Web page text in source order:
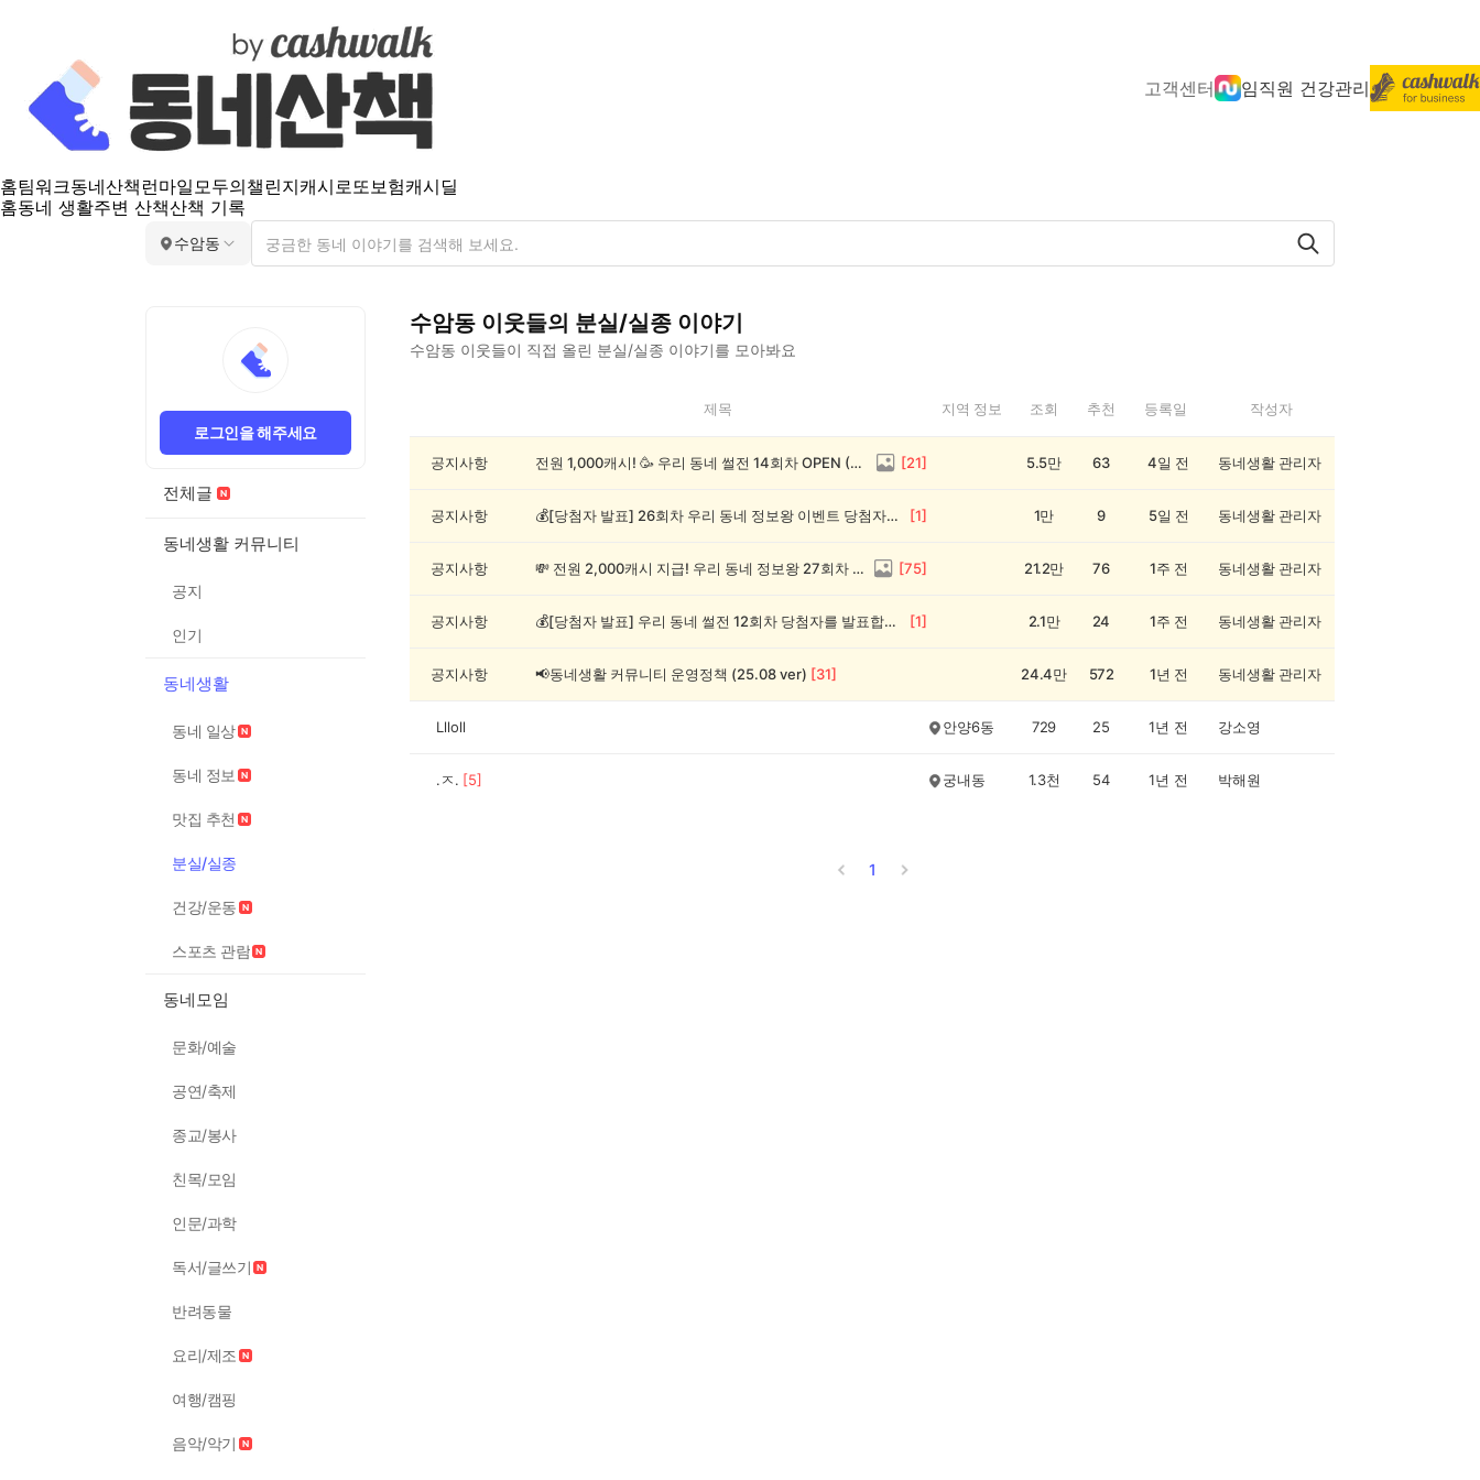
고객센터 임직원 건강관리
홈팀워크동네산책 런마일모두의챌린지캐시로또보험캐시딜
홈동네 생활주변 산책산책 기록
수암동
로그인을 해주세요
전체글
동네생활 커뮤니티
공지
인기
동네생활
동네 일상
동네 정보
맛집 추천
분실/실종
건강/운동
스포츠 관람
동네모임
문화/예술
공연/축제
종교/봉사
친목/모임
인문/과학
독서/글쓰기
반려동물
요리/제조
여행/캠핑
음악/악기
수암동 이웃들의 분실/실종 이야기
수암동 이웃들이 직접 올린 분실/실종 이야기를 모아봐요
동
제목 지역 정보 조회 추천 등록일 작성자
공지사항 전원 1,000캐시! 🥳 우리 동네 썰전 14회차 OPEN (~8/17) [21] 5.5만 63 4일 전 동네생활 관리자
공지사항 💰[당첨자 발표] 26회차 우리 동네 정보왕 이벤트 당첨자를 발표합니다! [1] 1만 9 5일 전 동네생활 관리자
공지사항 💸 전원 2,000캐시 지급! 우리 동네 정보왕 27회차 (~8/10) [75] 21.2만 76 1주 전 동네생활 관리자
공지사항 💰[당첨자 발표] 우리 동네 썰전 12회차 당첨자를 발표합니다! [1] 2.1만 24 1주 전 동네생활 관리자
공지사항 📢동네생활 커뮤니티 운영정책 (25.08 ver) [31] 24.4만 572 1년 전 동네생활 관리자
Llloll 안양6동 729 25 1년 전 강소영
.ㅈ. [5] 궁내동 1.3천 54 1년 전 박해원
1